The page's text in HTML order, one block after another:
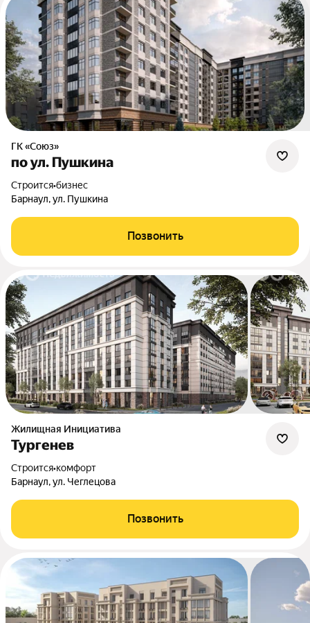
ГК «Союз»
по ул. Пушкина
Строится•бизнес
Барнаул, ул. Пушкина
Позвонить
Жилищная Инициатива
Тургенев
Строится•комфорт
Барнаул, ул. Чеглецова
Позвонить